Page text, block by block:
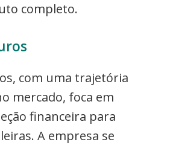
completo.
com uma trajetória
mercado, foca em
financeira para
A empresa se